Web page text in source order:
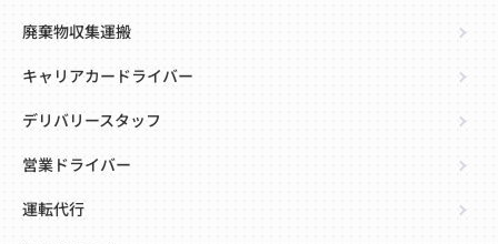
廃棄物収集運搬
キャリアカードライバー
デリバリースタッフ
営業ドライバー
運転代行